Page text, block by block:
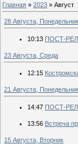
Главная » 2023 » Август
28 Августа, Понедельник
10:13 ПОСТ-
23 Августа, Среда
12:15
21 Августа, Понедельник
14:47 ПОСТ-
13:56 Встреча
15 Августа, Вторник